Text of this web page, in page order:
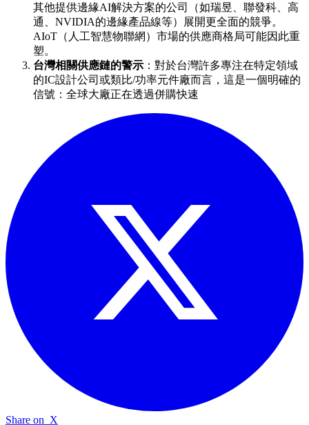
其他提供邊緣AI解決方案的公司（如瑞昱、聯發科、高
通、NVIDIA的邊緣產品線等）展開更全面的競爭。
AIoT（人工智慧物聯網）市場的供應商格局可能因此重
塑。
台灣相關供應鏈的警示 ：對於台灣許多專注在特定領域
的IC設計公司或類比/功率元件廠而言，這是一個明確的
信號：全球大廠正在透過併購快速
Share on X